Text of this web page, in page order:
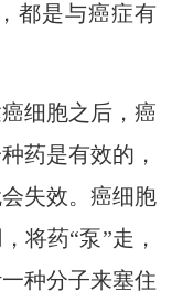
都是与癌症有
细胞之后，癌
药是有效的，
失效。癌细胞
将药“泵”走，
种分子来塞住